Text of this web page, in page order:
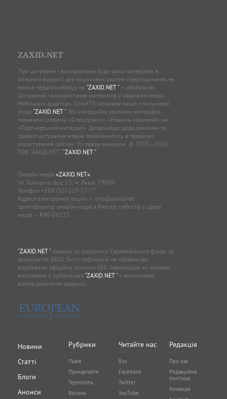
ZAXID.NET
При цитуванні і використанні будь-яких матеріалів в
Інтернеті відкриті для пошукових систем гіперпосилання не
нижче першого абзацу на "ZAXID.NET "— обов’язкові.
Цитування і використання матеріалів у оффлайн-медіа,
Мобільних додатках, SmartTV можливе лише з письмової
згоди "ZAXID.NET ". Всі комерційні рекламні матеріали
позначені словами «Спецпроєкт», «Новини компаній» чи
«Партнерський матеріал». Детальніше щодо реклами та
правил цитування можна ознайомитись в правилах
користування сайтом. Усі права захищені. © 2005—2026,
ТОВ “ЗАХІД.НЕТ”, "ZAXID.NET ".
Онлайн-медіа «ZAXID.NET»
пл. Галицька, буд. 15, м. Львів, 79008
Телефон +380 (32) 229-77-77
Адреса електронної пошти — info@zaxid.net
Ідентифікатор онлайн-медіа в Реєстрі суб'єктів у сфері
медіа — R40-06155
"ZAXID.NET "працює за підтримки Європейського фонду за
демократію (EED). Зміст публікацій не обов’язково
відображає офіційну позицію EED. Інформація чи погляди,
висловлені у публікаціях "ZAXID.NET "є виключною
відповідальністю редакції.
Новини
Статті
Блоги
Анонси
Рубрики
Львів
Прикарпаття
Тернопіль
Волинь
Читайте нас
Rss
Facebook
Twitter
YouTube
Редакція
Про нас
Редакційна
політика
Команда